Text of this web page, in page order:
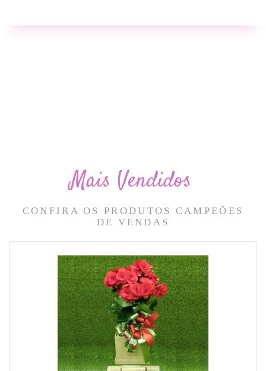
Mais Vendidos
CONFIRA OS PRODUTOS CAMPEÕES
DE VENDAS